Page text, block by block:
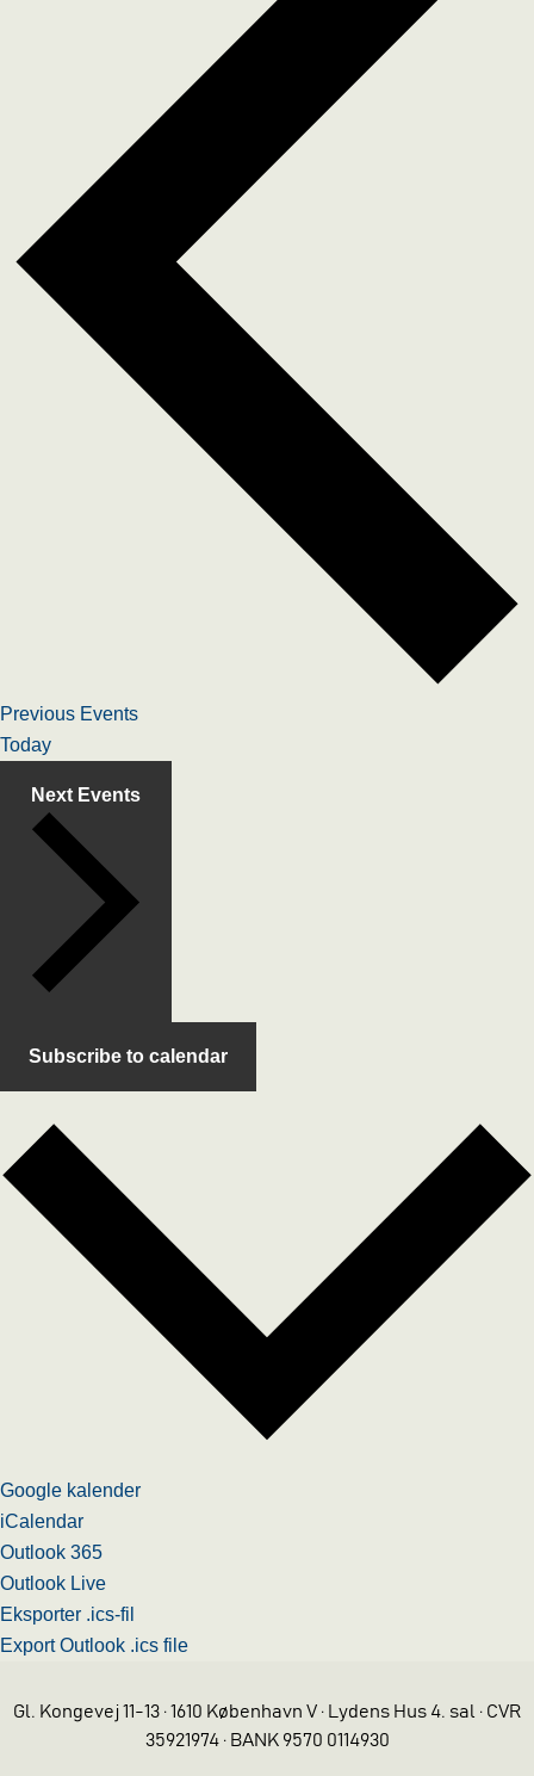
Previous Events
Today
Next Events
Subscribe to calendar
Google kalender
iCalendar
Outlook 365
Outlook Live
Eksporter .ics-fil
Export Outlook .ics file
Gl. Kongevej 11-13 · 1610 København V · Lydens Hus 4. sal · CVR
35921974 · BANK 9570 0114930